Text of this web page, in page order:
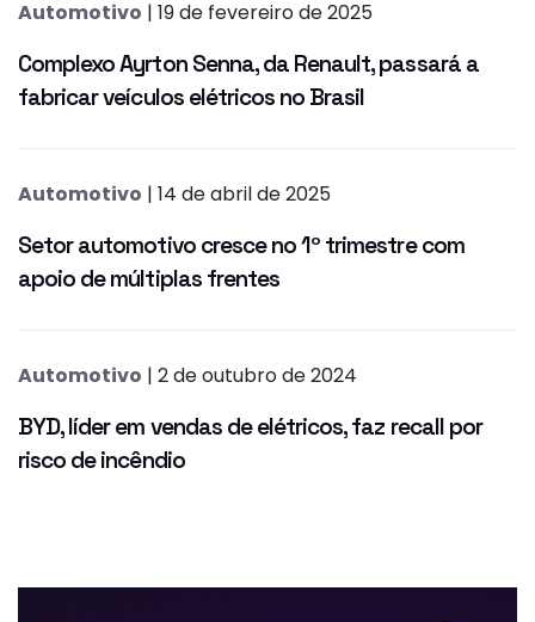
Automotivo | 19 de fevereiro de 2025
Complexo Ayrton Senna, da Renault, passará a
fabricar veículos elétricos no Brasil
Automotivo | 14 de abril de 2025
Setor automotivo cresce no 1º trimestre com
apoio de múltiplas frentes
Automotivo | 2 de outubro de 2024
BYD, líder em vendas de elétricos, faz recall por
risco de incêndio